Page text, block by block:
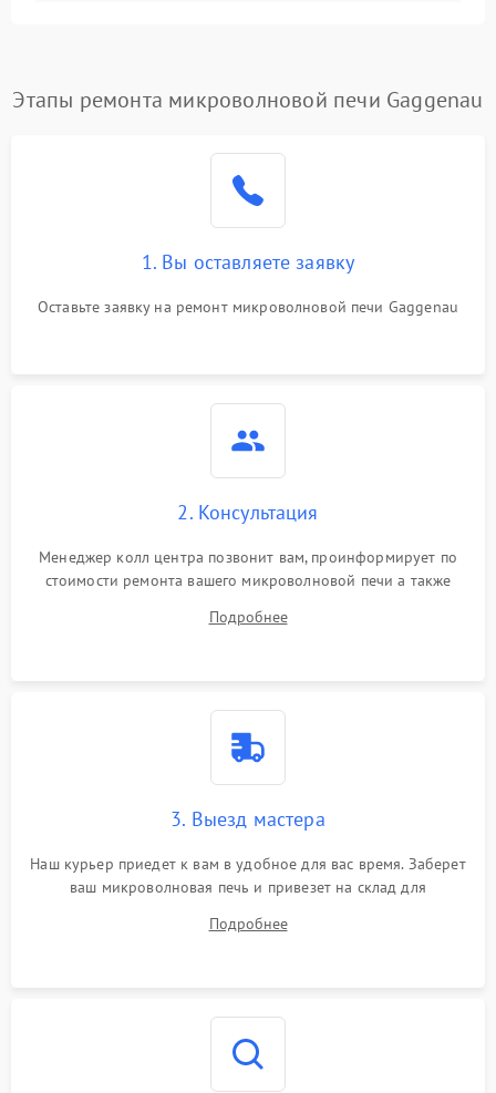
Подробнее →
2200 ₽
Не работают сенсорные
1000 ₽
Этапы ремонта микроволновой печи Gaggenau
1. Вы оставляете заявку
Оставьте заявку на ремонт микроволновой печи Gaggenau
2. Консультация
Менеджер колл центра позвонит вам, проинформирует по
стоимости ремонта вашего микроволновой печи а также
Подробнее
3. Выезд мастера
Наш курьер приедет к вам в удобное для вас время. Заберет
ваш микроволновая печь и привезет на склад для
Подробнее